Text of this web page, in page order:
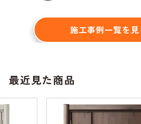
施工事例一覧を見
最近見た商品